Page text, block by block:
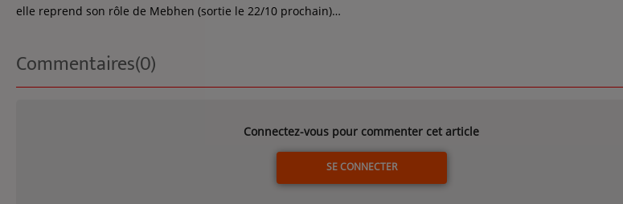
elle reprend son rôle de Mebhen (sortie le 22/10 prochain)…
Commentaires(0)
Connectez-vous pour commenter cet article
SE CONNECTER